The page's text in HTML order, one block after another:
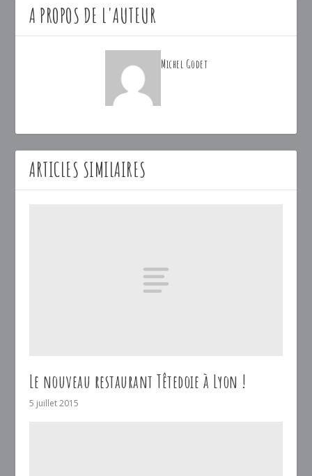
A PROPOS DE L'AUTEUR
Michel Godet
ARTICLES SIMILAIRES
Le nouveau restaurant Têtedoie à Lyon !
5 juillet 2015